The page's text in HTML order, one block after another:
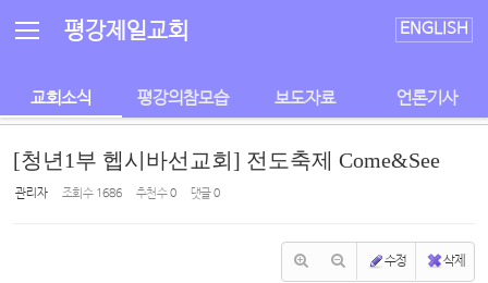
평강제일교회 ENGLISH
교회소식 평강의참모습 보도자료 언론기사
[청년1부 헵시바선교회] 전도축제 Come&See
관리자 조회 수 1686 추천 수0 댓글0
수정 삭제